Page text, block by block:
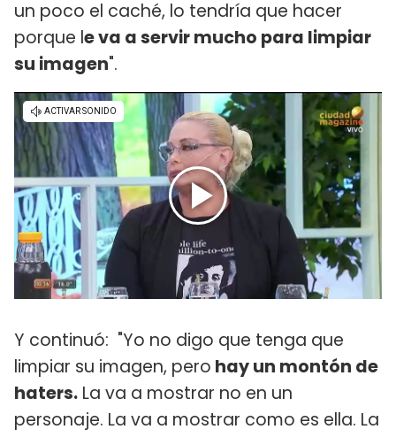
un poco el caché, lo tendría que hacer
porque le va a servir mucho para limpiar
su imagen".
Y continuó: "Yo no digo que tenga que
limpiar su imagen, pero hay un montón de
haters. La va a mostrar no en un
personaje. La va a mostrar como es ella. La